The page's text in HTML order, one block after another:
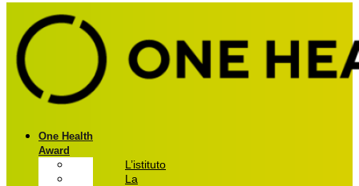
One Health
Award
L’istituto
La